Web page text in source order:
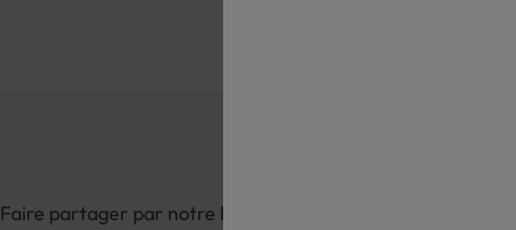
partager par notre biais, nos coups de cœur, et chaque